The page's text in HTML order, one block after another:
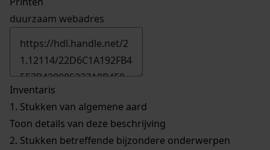
duurzaam webadres
Inventaris
1. Stukken van algemene aard
Toon details van deze beschrijving
2. Stukken betreffende bijzondere onderwerpen